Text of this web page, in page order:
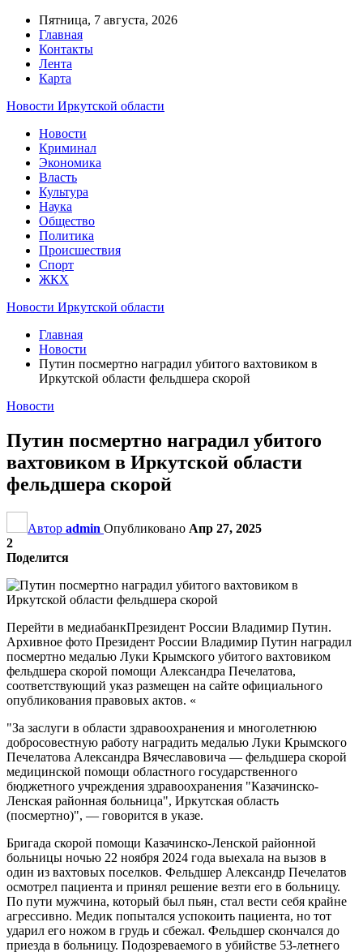
Пятница, 7 августа, 2026
Главная
Контакты
Лента
Карта
Новости Иркутской области
Новости
Криминал
Экономика
Власть
Культура
Наука
Общество
Политика
Происшествия
Спорт
ЖКХ
Новости Иркутской области
Главная
Новости
Путин посмертно наградил убитого вахтовиком в
Иркутской области фельдшера скорой
Новости
Путин посмертно наградил убитого
вахтовиком в Иркутской области
фельдшера скорой
Автор admin Опубликовано Апр 27, 2025
2
Поделится
Перейти в медиабанкПрезидент России Владимир Путин.
Архивное фото Президент России Владимир Путин наградил
посмертно медалью Луки Крымского убитого вахтовиком
фельдшера скорой помощи Александра Печелатова,
соответствующий указ размещен на сайте официального
опубликования правовых актов. «
"За заслуги в области здравоохранения и многолетнюю
добросовестную работу наградить медалью Луки Крымского
Печелатова Александра Вячеславовича — фельдшера скорой
медицинской помощи областного государственного
бюджетного учреждения здравоохранения "Казачинско-
Ленская районная больница", Иркутская область
(посмертно)", — говорится в указе.
Бригада скорой помощи Казачинско-Ленской районной
больницы ночью 22 ноября 2024 года выехала на вызов в
один из вахтовых поселков. Фельдшер Александр Печелатов
осмотрел пациента и принял решение везти его в больницу.
По пути мужчина, который был пьян, стал вести себя крайне
агрессивно. Медик попытался успокоить пациента, но тот
ударил его ножом в грудь и сбежал. Фельдшер скончался до
приезда в больницу. Подозреваемого в убийстве 53-летнего